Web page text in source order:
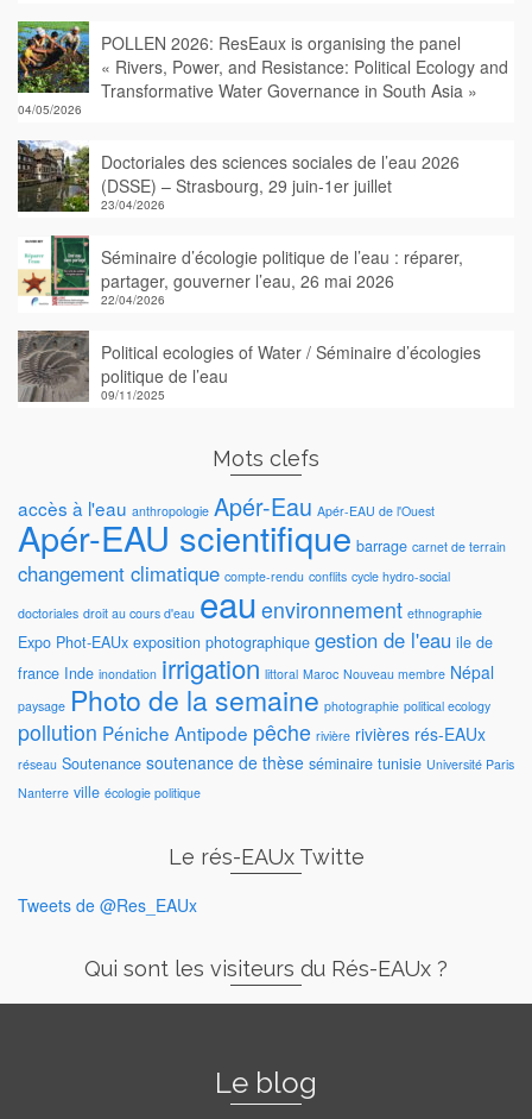
POLLEN 2026: ResEaux is organising the panel
« Rivers, Power, and Resistance: Political Ecology and
Transformative Water Governance in South Asia »
04/05/2026
Doctoriales des sciences sociales de l’eau 2026
(DSSE) – Strasbourg, 29 juin-1er juillet
23/04/2026
Séminaire d’écologie politique de l’eau : réparer,
partager, gouverner l’eau, 26 mai 2026
22/04/2026
Political ecologies of Water / Séminaire d’écologies
politique de l’eau
09/11/2025
Mots clefs
accès à l'eau anthropologie Apér-Eau Apér-EAU de l'Ouest
Apér-EAU scientifique barrage carnet de terrain
changement climatique compte-rendu conflits cycle hydro-social
doctoriales droit au cours d'eau eau environnement ethnographie
Expo Phot-EAUx exposition photographique gestion de l'eau ile de
france Inde inondation irrigation littoral Maroc Nouveau membre Népal
paysage Photo de la semaine photographie political ecology
pollution Péniche Antipode pêche rivière rivières rés-EAUx
réseau Soutenance soutenance de thèse séminaire tunisie Université Paris
Nanterre ville écologie politique
Le rés-EAUx Twitte
Tweets de @Res_EAUx
Qui sont les visiteurs du Rés-EAUx ?
Le blog